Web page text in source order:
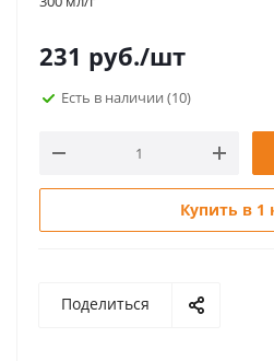
231 руб./шт
Есть в наличии (10)
Купить в 1
Поделиться